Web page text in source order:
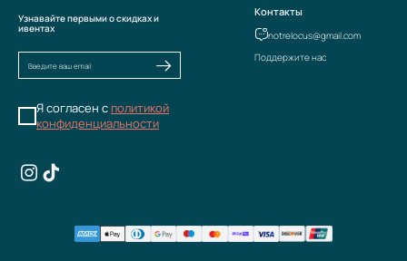
Узнавайте первыми о скидках и
ивентах
Я согласен с политикой
конфиденциальности
Контакты
notrelocus@gmail.com
Поддержите нас